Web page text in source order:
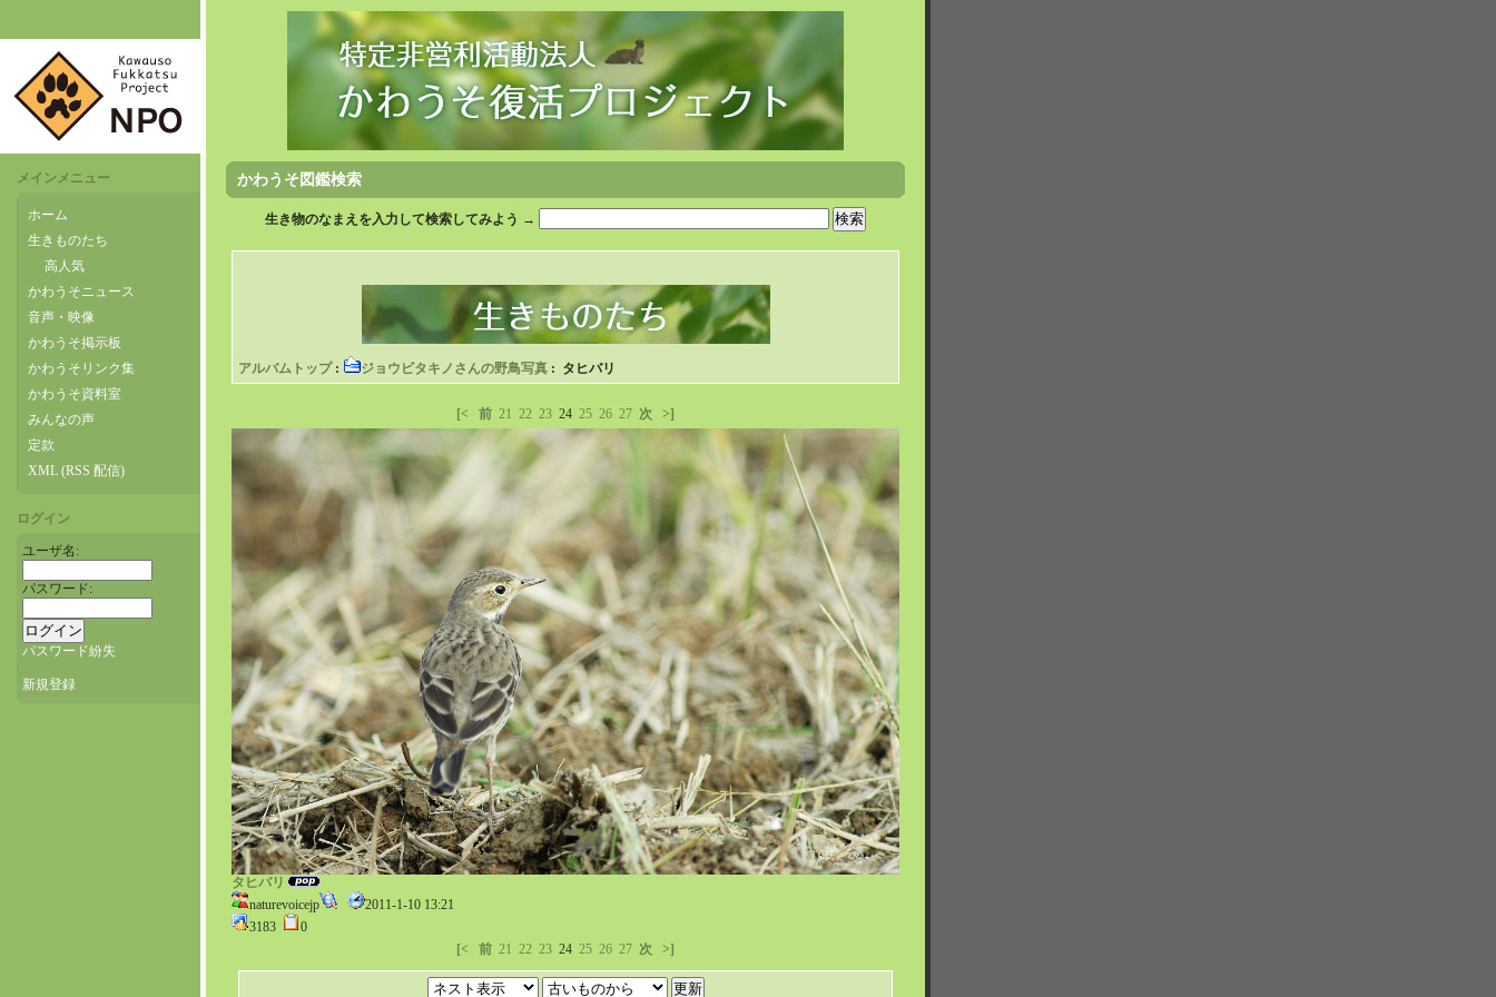
メインメニュー
ホーム
生きものたち
高人気
かわうそニュース
音声・映像
かわうそ掲示板
かわうそリンク集
かわうそ資料室
みんなの声
定款
XML (RSS 配信)
ログイン
ユーザ名:
パスワード:
パスワード紛失
新規登録
かわうそ図鑑検索
生き物のなまえを入力して検索してみよう →
アルバムトップ: ジョウビタキノさんの野鳥写真 : タヒバリ
[< 前 21 22 23 24 25 26 27 次 >]
タヒバリ
naturevoicejp
2011-1-10 13:21
3183
0
[<
前 21 22 23 24 25 26 27 次 >]